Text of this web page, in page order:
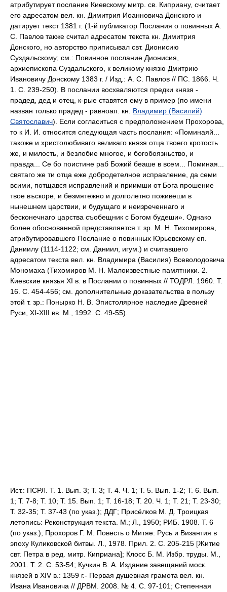
атрибутирует послание Киевскому митр. св. Киприану, считает
его адресатом вел. кн. Димитрия Иоанновича Донского и
датирует текст 1381 г. (1-й публикатор Послания о повинных А.
С. Павлов также считал адресатом текста кн. Димитрия
Донского, но авторство приписывал свт. Дионисию
Суздальскому; см.: Повинное послание Дионисия,
архиепископа Суздальского, к великому князю Дмитрию
Ивановичу Донскому 1383 г. / Изд.: А. С. Павлов // ПС. 1866. Ч.
1. С. 239-250). В послании восхваляются предки князя -
прадед, дед и отец, к-рые ставятся ему в пример (по имени
назван только прадед - равноап. кн. Владимир (Василий)
Святославич). Если согласиться с предположением Прохорова,
то к И. И. относится следующая часть послания: «Поминаяй...
такоже и христолюбиваго великаго князя отца твоего кротость
же, и милость, и безлобие многое, и богобоязньство, и
правда... Се бо поистине раб Божий беаше в всем... Поминая...
святаго же ти отца еже добродетелное исправление, да семи
всими, потщався исправлений и приимши от Бога прошение
твое въскоре, и безмятежно и долголетно поживеши в
нынешнем царствии, и будущаго и неизреченнаго и
бесконечнаго царства съобещник с Богом будеши». Однако
более обоснованной представляется т. зр. М. Н. Тихомирова,
атрибутировавшего Послание о повинных Юрьевскому еп.
Даниилу (1114-1122; см. Даниил, игум.) и считавшего
адресатом текста вел. кн. Владимира (Василия) Всеволодовича
Мономаха (Тихомиров М. Н. Малоизвестные памятники. 2.
Киевские князья XI в. в Послании о повинных // ТОДРЛ. 1960. Т.
16. С. 454-456; см. дополнительные доказательства в пользу
этой т. зр.: Понырко Н. В. Эпистолярное наследие Древней
Руси, XI-XIII вв. М., 1992. С. 49-55).
Ист.: ПСРЛ. Т. 1. Вып. 3; Т. 3; Т. 4. Ч. 1; Т. 5. Вып. 1-2; Т. 6. Вып.
1; Т. 7-8; Т. 10; Т. 15. Вып. 1; Т. 16-18; Т. 20. Ч. 1; Т. 21; Т. 23-30;
Т. 32-35; Т. 37-43 (по указ.); ДДГ; Присёлков М. Д. Троицкая
летопись: Реконструкция текста. М.; Л., 1950; РИБ. 1908. Т. 6
(по указ.); Прохоров Г. М. Повесть о Митяе: Русь и Византия в
эпоху Куликовской битвы. Л., 1978. Прил. 2. С. 205-215 [Житие
свт. Петра в ред. митр. Киприана]; Клосс Б. М. Избр. труды. М.,
2001. Т. 2. С. 53-54; Кучкин В. А. Издание завещаний моск.
князей в XIV в.: 1359 г.- Первая душевная грамота вел. кн.
Ивана Ивановича // ДРВМ. 2008. № 4. С. 97-101; Степенная